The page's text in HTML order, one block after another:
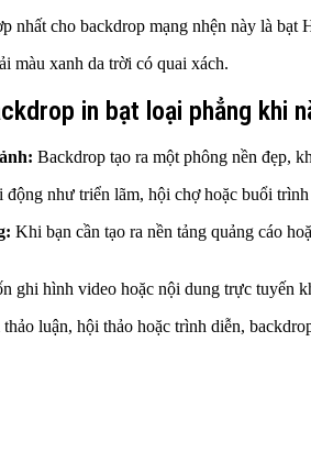
nhất cho backdrop mạng nhện này là bạt
màu xanh da trời có quai xách.
in bạt loại phẳng khi
Backdrop tạo ra một phông nền đẹp,
động như triển lãm, hội chợ hoặc buổi
Khi bạn cần tạo ra nền tảng quảng cáo
ghi hình video hoặc nội dung trực tuyến
luận, hội thảo hoặc trình diễn,